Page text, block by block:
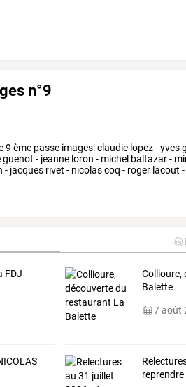
n°9
9 ème passe images:claudie lopez-yves
guenot - jeanne loron - michel baltazar-
- jacques rivet - nicolascoq - roger lacout -
FDJ
Collioure,
Balette
7 août
reprendre